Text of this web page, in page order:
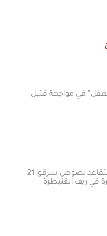
فتيل
سرقة مصدر رزق متقاعد لصوص سرقوا 21